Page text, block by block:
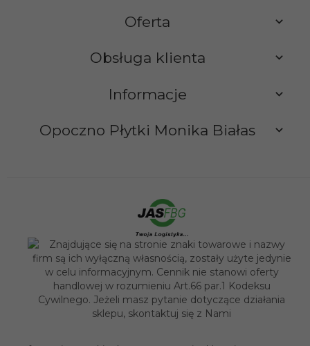
Oferta
Obsługa klienta
Informacje
Opoczno Płytki Monika Białas
sklep@opocznoplytki.pl